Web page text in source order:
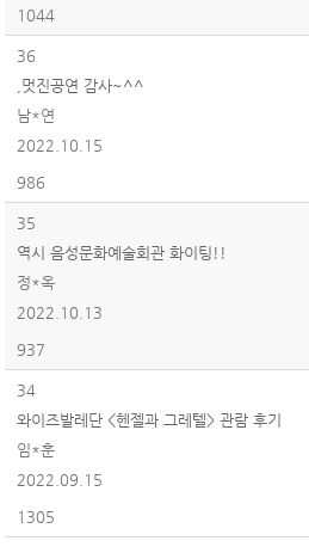
1044
36
,멋진공연 감사~^^
남*연
2022.10.15
986
35
역시 음성문화예술회관 화이팅!!
정*옥
2022.10.13
937
34
와이즈발레단 <헨젤과 그레텔> 관람 후기
임*훈
2022.09.15
1305